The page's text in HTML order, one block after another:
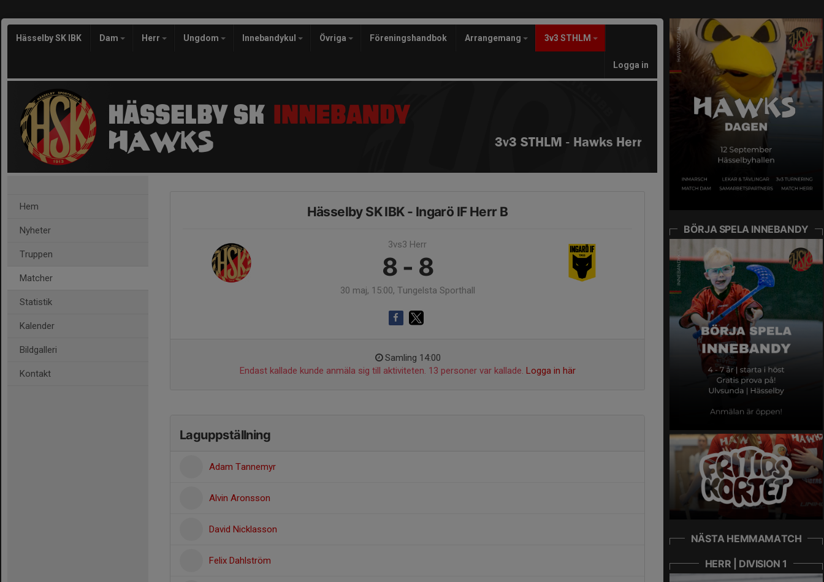
Hässelby SK IBK Dam Herr Ungdom Innebandykul Övriga Föreningshandbok Arrangemang 3v3 STHLM
Logga in
3v3 STHLM - Hawks Herr
Hem
Nyheter
Truppen
Matcher
Statistik
Kalender
Bildgalleri
Kontakt
Hässelby SK IBK - Ingarö IF Herr B
3vs3 Herr
8 - 8
30 maj, 15:00, Tungelsta Sporthall
Samling 14:00
Endast kallade kunde anmäla sig till aktiviteten. 13 personer var kallade. Logga in här
Laguppställning
Adam Tannemyr
Alvin Aronsson
David Nicklasson
Felix Dahlström
BÖRJA SPELA INNEBANDY
NÄSTA HEMMAMATCH
HERR | DIVISION 1